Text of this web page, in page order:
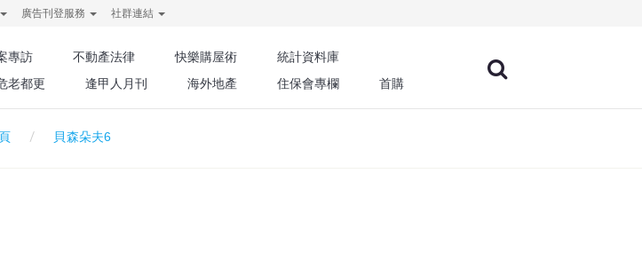
廣告刊登服務 社群連結
專訪 不動產法律 快樂購屋術
統計資料庫
老都更 逢甲人月刊 海外地產 住保會專欄 首購
貝森朵夫6